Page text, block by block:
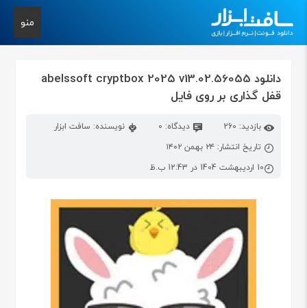
منو
دانلود abelssoft cryptbox 2025 v13.02.56055
قفل گذاری بر روی فایل
بازدید: 260 دیدگاه: 0
نویسنده: سافت ابزار
تاریخ انتشار: ۲۴ بهمن ۱۴۰۲
10 اردیبهشت 1404 در 12:43 ب.ظ